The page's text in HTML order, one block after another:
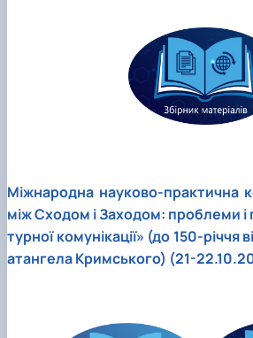
Міжнародна науково-практична
між Сходом і Заходом: проблеми
турної комунікації» (до 150-
атангела Кримського) (21-